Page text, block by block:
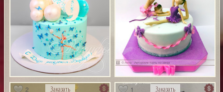
2 Заказать 1 Заказать